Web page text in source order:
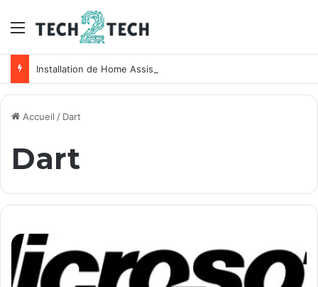
Menu
Installation de Home Assistant sur un NAS Synology
Accueil / Dart
Dart